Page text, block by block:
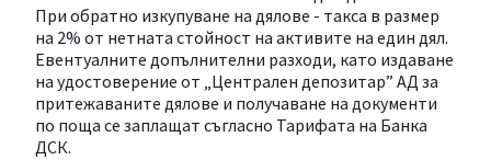
При обратно изкупуване на дялове - такса в размер
на 2% от нетната стойност на активите на един дял.
Евентуалните допълнителни разходи, като издаване
на удостоверение от „Централен депозитар” АД за
притежаваните дялове и получаване на документи
по поща се заплащат съгласно Тарифата на Банка
ДСК.